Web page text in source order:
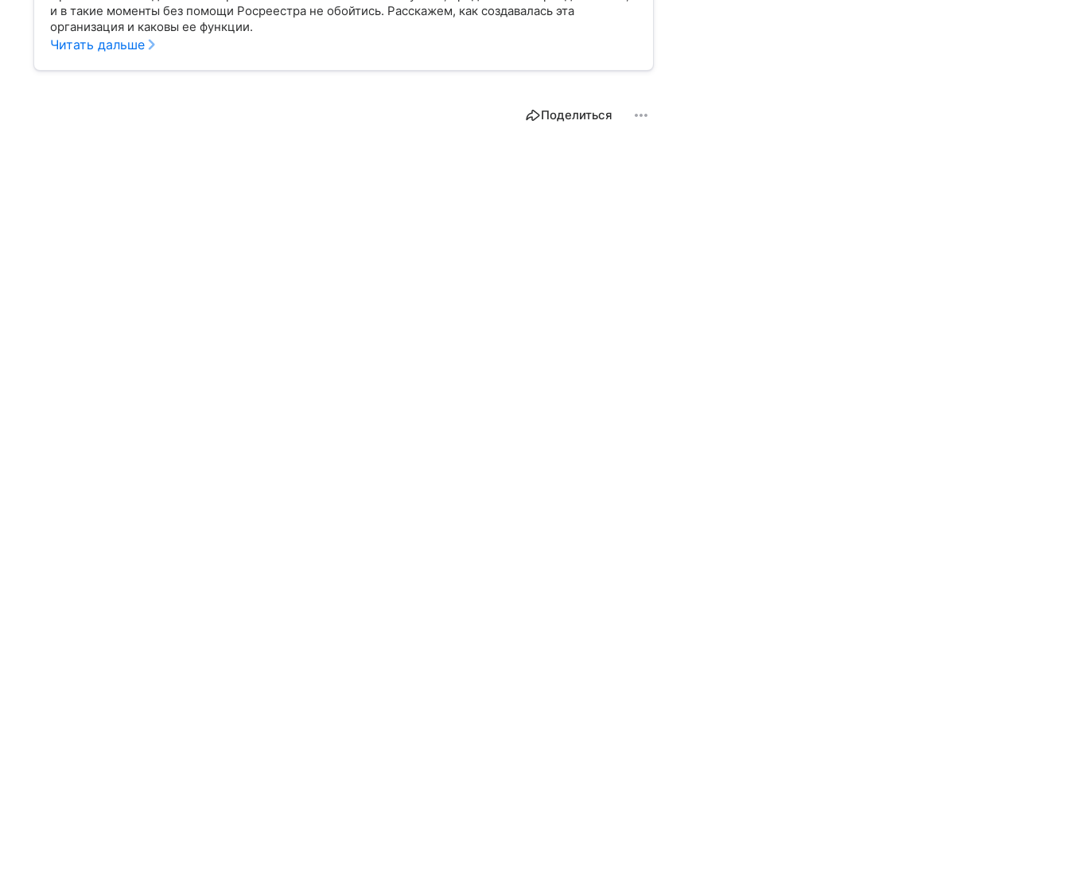
и в такие моменты без помощи Росреестра не обойтись. Расскажем, как создавалась эта
организация и каковы ее функции.
Читать дальше
Поделиться